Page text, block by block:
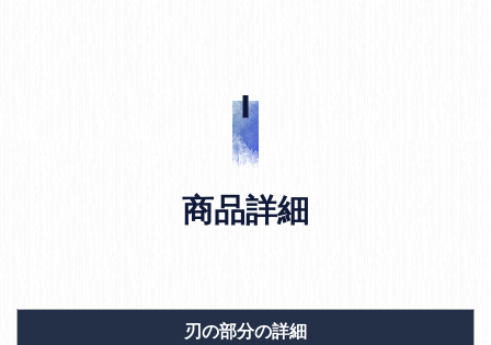
商品詳細
刃の部分の詳細